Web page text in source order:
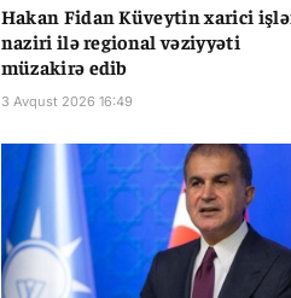
Hakan Fidan Küveytin xarici
naziri ilə regional vəziyyəti
müzakirə edib
3 Avqust 2026 16:49